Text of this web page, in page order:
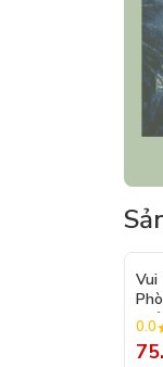
Vui
0.0